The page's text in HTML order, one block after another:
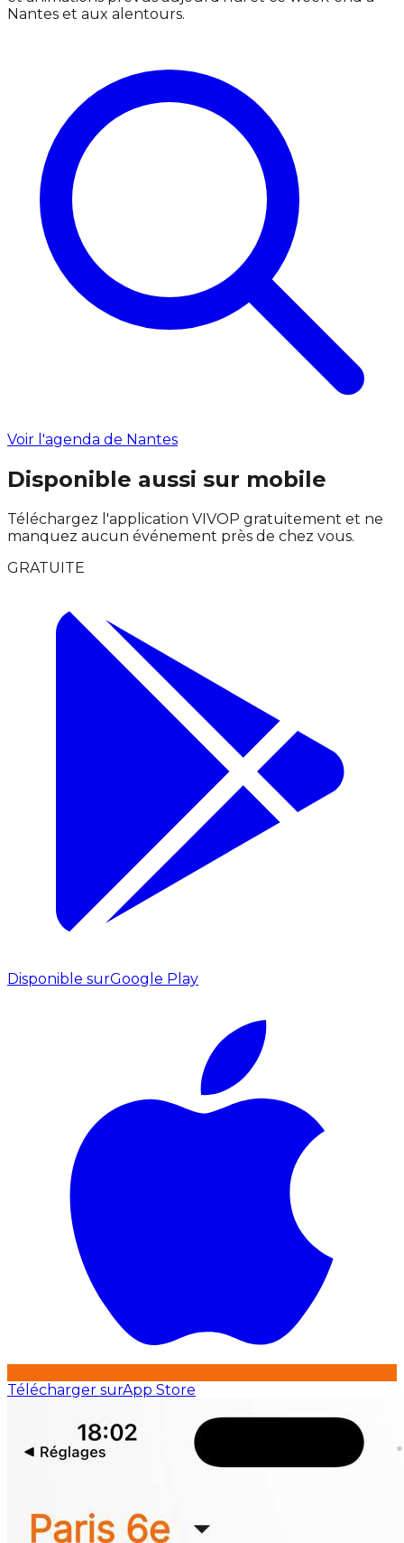
Nantes et aux alentours.
Voir l'agenda de Nantes
Disponible aussi sur mobile
Téléchargez l'application VIVOP gratuitement et ne
manquez aucun événement près de chez vous.
GRATUITE
Disponible surGoogle Play
Télécharger surApp Store